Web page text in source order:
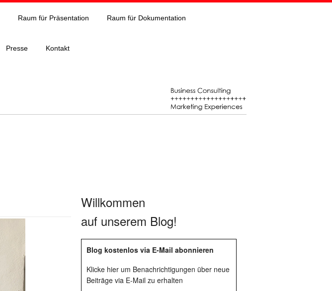
Raum für Präsentation Raum für Dokumentation
Presse Kontakt
Willkommen
auf unserem Blog!
Blog kostenlos via E-Mail abonnieren
Klicke hier um Benachrichtigungen über neue
Beiträge via E-Mail zu erhalten